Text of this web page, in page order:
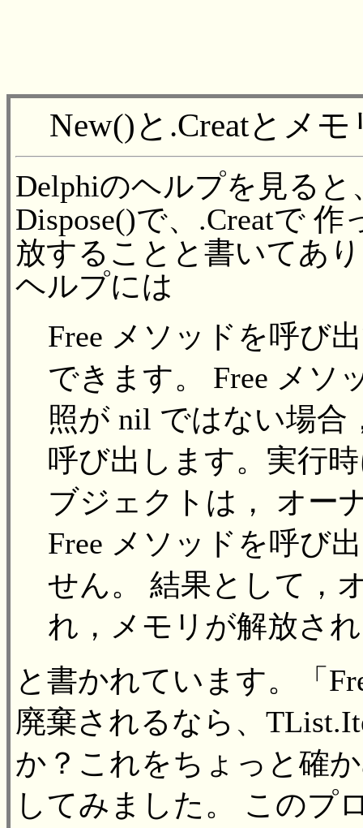
New()と.Creatとメ
Delphiのヘルプを見る
Dispose()で、.Creatで
放することと書いてあ
ヘルプには
Free メソッドを呼び
できます。 Free メソ
照が nil ではない場合
呼び出します。実行
ブジェクトは， オー
Free メソッドを呼び
せん。 結果として，
れ，メモリが解放さ
と書かれています。「
廃棄されるなら、
か？これをちょっと確
してみました。 このプ